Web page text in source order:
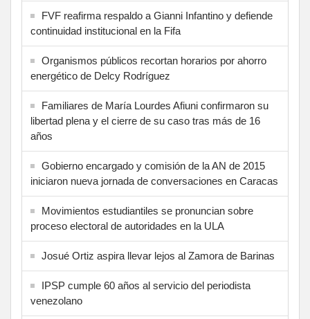
FVF reafirma respaldo a Gianni Infantino y defiende
continuidad institucional en la Fifa
Organismos públicos recortan horarios por ahorro
energético de Delcy Rodríguez
Familiares de María Lourdes Afiuni confirmaron su
libertad plena y el cierre de su caso tras más de 16
años
Gobierno encargado y comisión de la AN de 2015
iniciaron nueva jornada de conversaciones en Caracas
Movimientos estudiantiles se pronuncian sobre
proceso electoral de autoridades en la ULA
Josué Ortiz aspira llevar lejos al Zamora de Barinas
IPSP cumple 60 años al servicio del periodista
venezolano